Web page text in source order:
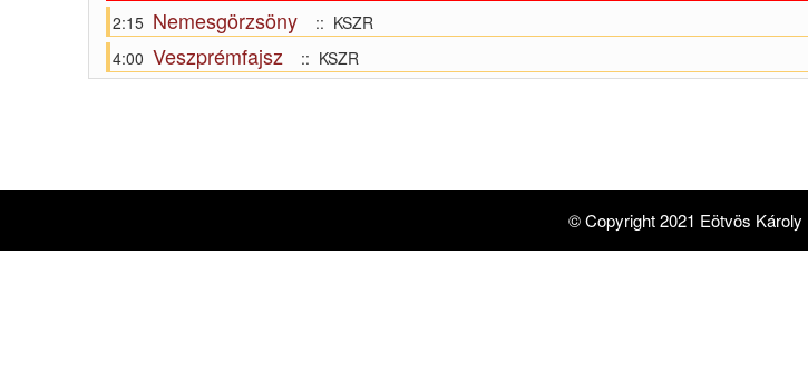
2:15 Nemesgörzsöny
:: KSZR
4:00 Veszprémfajsz :: KSZR
© Copyright 2021 Eötvös